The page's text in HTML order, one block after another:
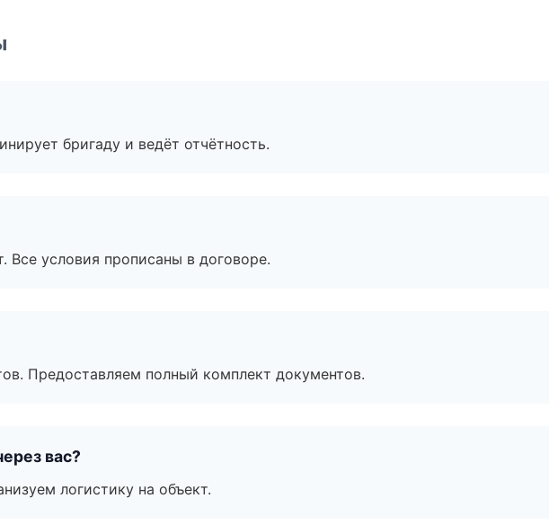
бригаду и ведёт отчётность.
условия прописаны в договоре.
Предоставляем полный комплект документов.
вас?
логистику на объект.